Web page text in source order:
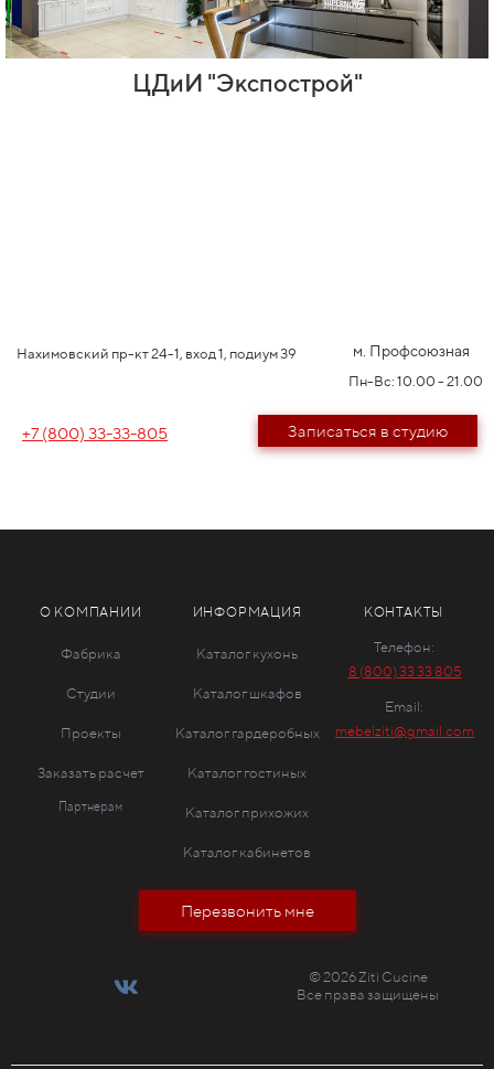
ЦДиИ "Экспострой"
Нахимовский пр-кт 24-1, вход 1, подиум 39 м. Профсоюзная
Пн-Вс: 10.00 - 21.00
+7 (800) 33-33-805 Записаться в студию
О КОМПАНИИ
Фабрика
Студии
Проекты
Заказать расчет
Партнерам
ИНФОРМАЦИЯ
Каталог кухонь
Каталог шкафов
Каталог гардеробных
Каталог гостиных
Каталог прихожих
Каталог кабинетов
КОНТАКТЫ
Телефон:
8 (800) 33 33 805
Email:
mebelziti@gmail.com
Перезвонить мне
© 2026 Ziti Cucine
Все права защищены